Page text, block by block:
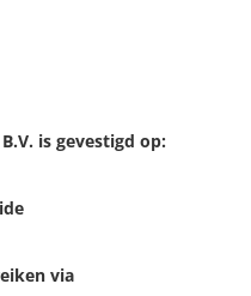
is gevestigd op:
via